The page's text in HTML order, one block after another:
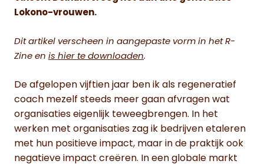
Lokono-vrouwen.
Dit artikel verscheen in aangepaste vorm in het R-
Zine en is hier te downloaden.
De afgelopen vijftien jaar ben ik als regeneratief
coach mezelf steeds meer gaan afvragen wat
organisaties eigenlijk teweegbrengen. In het
werken met organisaties zag ik bedrijven etaleren
met hun positieve impact, maar in de praktijk ook
negatieve impact creëren. In een globale markt